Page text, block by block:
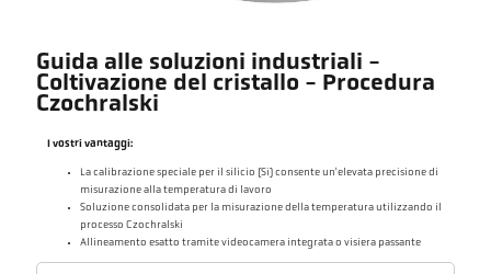
Guida alle soluzioni industriali -
Coltivazione del cristallo - Procedura
Czochralski
I vostri vantaggi:
La calibrazione speciale per il silicio (Si) consente un'elevata precisione di
misurazione alla temperatura di lavoro
Soluzione consolidata per la misurazione della temperatura utilizzando il
processo Czochralski
Allineamento esatto tramite videocamera integrata o visiera passante